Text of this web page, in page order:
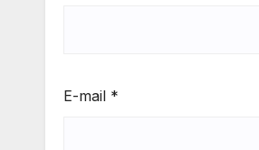
E-mail *